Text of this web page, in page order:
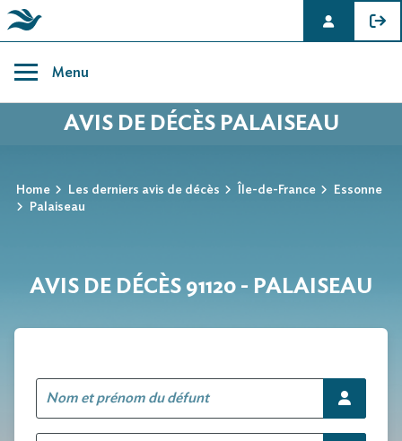
content
Menu
AVIS DE DÉCÈS PALAISEAU
Home Les derniers avis de décès Île-de-France
Essonne
Palaiseau
AVIS DE DÉCÈS 91120 - PALAISEAU